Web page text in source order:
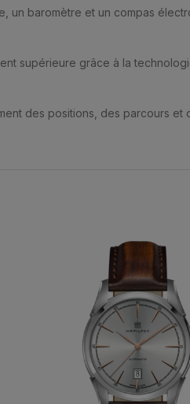
un baromètre et un compas
supérieure grâce à la
des positions, des parcours